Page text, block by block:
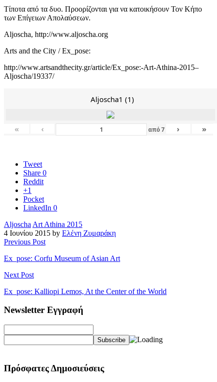
Τίποτα από τα δυο. Προορίζονται για να κατοικήσουν Τον Κήπο
των Επίγειων Απολαύσεων.
Aljoscha, http://www.aljoscha.org
Arts and the City / Ex_pose:
http://www.artsandthecity.gr/article/Ex_pose:-Art-Athina-2015–
Aljoscha/19337/
Aljoscha1 (1)
« ‹ από7 › »
Tweet
Share 0
Reddit
+1
Pocket
LinkedIn 0
Aljoscha Art Athina 2015
4 Ιουνίου 2015 by Ελένη Ζυμαράκη
Previous Post
Ex_pose: Corfu Museum of Asian Art
Next Post
Ex_pose: Kalliopi Lemos, At the Center of the World
Newsletter Εγγραφή
Πρόσφατες Δημοσιεύσεις